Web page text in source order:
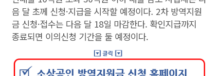
음 달 초께 신청·지급을 시작할 예정이다. 2차 방역지원
금 신청·접수는 다음 달 18일 마감한다. 확인지급까지
종료되면 이의신청 기간을 둘 예정이다.